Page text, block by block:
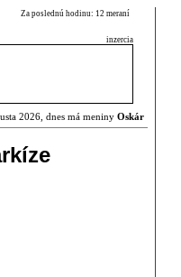
Za poslednú hodinu: 12 meraní
inzercia
2026, dnes má meniny Oskár